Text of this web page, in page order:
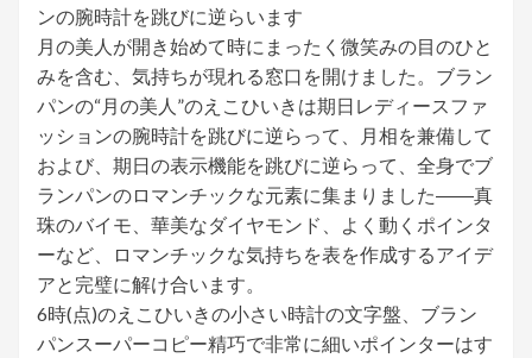
ンの腕時計を跳びに逆らいます
月の美人が開き始めて時にまったく微笑みの目のひと
みを含む、気持ちが現れる窓口を開けました。ブラン
パンの“月の美人”のえこひいきは期日レディースファ
ッションの腕時計を跳びに逆らって、月相を兼備して
および、期日の表示機能を跳びに逆らって、全身でブ
ランパンのロマンチックな元素に集まりました――真
珠のバイモ、華美なダイヤモンド、よく動くポインタ
ーなど、ロマンチックな気持ちを表を作成するアイデ
アと完璧に解け合います。
6時(点)のえこひいきの小さい時計の文字盤、ブラン
パンスーパーコピー精巧で非常に細いポインターはす